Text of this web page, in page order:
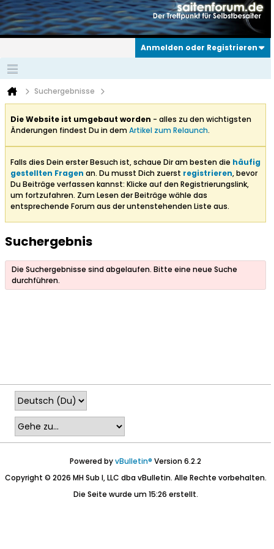
Anmelden oder Registrieren
Suchergebnisse
Die Website ist umgebaut worden - alles zu den wichtigsten
Änderungen findest Du in demArtikel zum Relaunch.
Falls dies Dein erster Besuch ist, schaue Dir am besten die häufig
gestellten Fragen an. Du musst Dich zuerst registrieren, bevor
Du Beiträge verfassen kannst: Klicke auf den Registrierungslink,
um fortzufahren. Zum Lesen der Beiträge wähle das
entsprechende Forum aus der untenstehenden Liste aus.
Suchergebnis
Die Suchergebnisse sind abgelaufen. Bitte eine neue Suche
durchführen.
Powered byvBulletin® Version 6.2.2
Copyright © 2026 MH Sub I, LLC dba vBulletin. Alle Rechte vorbehalten.
Die Seite wurde um 15:26 erstellt.